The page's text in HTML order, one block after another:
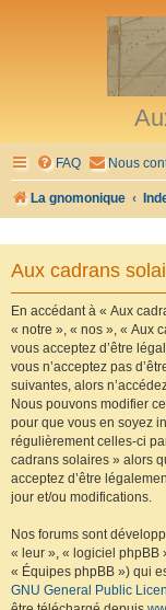
FAQ Nous
La gnomonique
Aux cadrans
En accédant à « Aux
« notre », « nos », « Aux
vous acceptez d’être
vous n’acceptez pas
suivantes, alors
Nous pouvons modifier
pour que vous en soyez
régulièrement celles-ci
cadrans solaires » alors
acceptez d’être
jour et/ou modifications.
Nos forums sont
« leur », « logiciel phpBB
« Équipes phpBB ») qui
GNU General Public